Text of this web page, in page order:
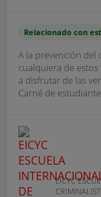
Relacionado con
A la prevención del
cualquiera de estos
a disfrutar de las
Carné de
EICYC